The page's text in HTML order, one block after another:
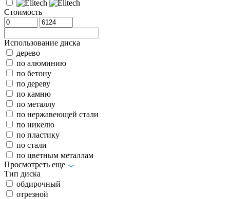
Стоимость
Использование диска
дерево
по алюминию
по бетону
по дереву
по камню
по металлу
по нержавеющей стали
по никелю
по пластику
по стали
по цветным металлам
Просмотреть еще
Тип диска
обдирочный
отрезной